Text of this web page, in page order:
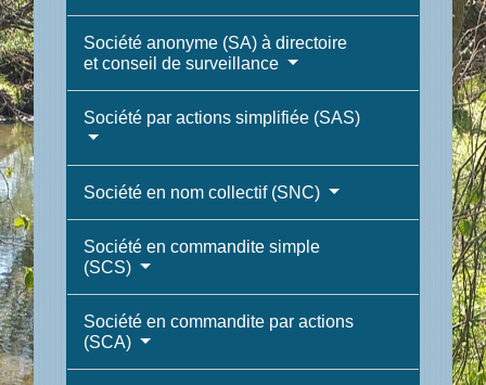
Société anonyme (SA) à directoire
et conseil de surveillance
Société par actions simplifiée (SAS)
Société en nom collectif (SNC)
Société en commandite simple
(SCS)
Société en commandite par actions
(SCA)